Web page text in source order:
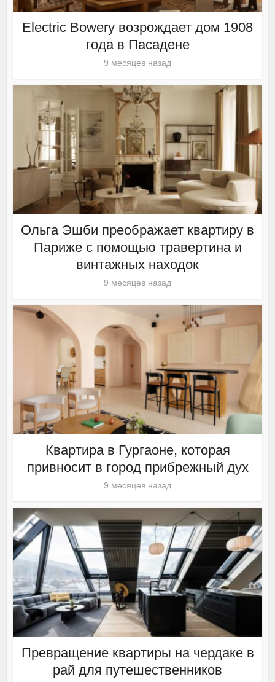
Electric Bowery возрождает дом 1908
года в Пасадене
9 месяцев назад
Ольга Эшби преображает квартиру в
Париже с помощью травертина и
винтажных находок
9 месяцев назад
Квартира в Гургаоне, которая
привносит в город прибрежный дух
9 месяцев назад
Превращение квартиры на чердаке в
рай для путешественников